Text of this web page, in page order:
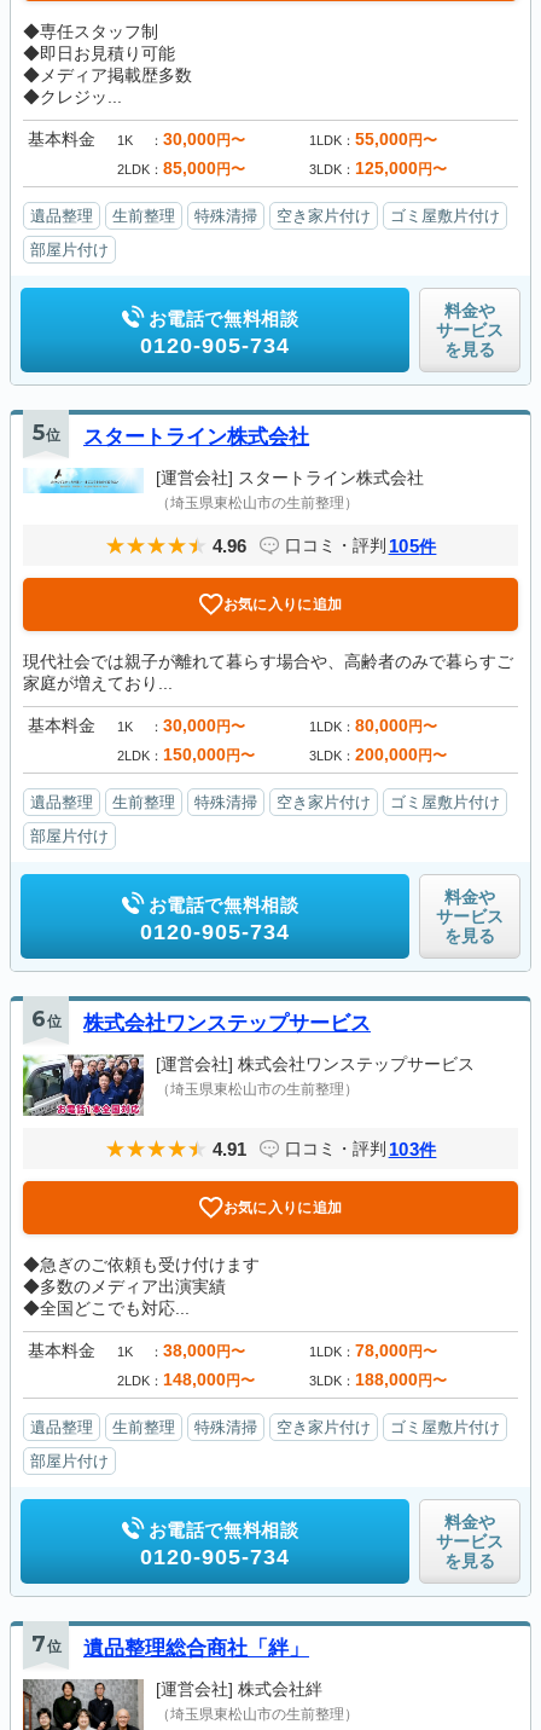
◆専任スタッフ制
◆即日お見積り可能
◆メディア掲載歴多数
◆クレジッ...
基本料金 1K 30,000円〜 1LDK 55,000円〜
2LDK 85,000円〜 3LDK 125,000円〜
遺品整理 生前整理 特殊清掃 空き家片付け
ゴミ屋敷片付け
部屋片付け
お電話で無料相談
0120-905-734
料金や
サービス
を見る
5位 スタートライン株式会社
[運営会社] スタートライン株式会社
（埼玉県東松山市の生前整理）
4.96 口コミ・評判 105件
お気に入りに追加
現代社会では親子が離れて暮らす場合や、高齢者のみで暮らすご
家庭が増えており...
基本料金 1K 30,000円〜 1LDK 80,000円〜
2LDK 150,000円〜 3LDK 200,000円〜
遺品整理 生前整理 特殊清掃 空き家片付け
ゴミ屋敷片付け
部屋片付け
お電話で無料相談
0120-905-734
料金や
サービス
を見る
6位 株式会社ワンステップサービス
[運営会社] 株式会社ワンステップサービス
（埼玉県東松山市の生前整理）
4.91 口コミ・評判 103件
お気に入りに追加
◆急ぎのご依頼も受け付けます
◆多数のメディア出演実績
◆全国どこでも対応...
基本料金 1K 38,000円〜 1LDK 78,000円〜
2LDK 148,000円〜 3LDK 188,000円〜
遺品整理 生前整理 特殊清掃 空き家片付け
ゴミ屋敷片付け
部屋片付け
お電話で無料相談
0120-905-734
料金や
サービス
を見る
7位 遺品整理総合商社「絆」
[運営会社] 株式会社絆
（埼玉県東松山市の生前整理）